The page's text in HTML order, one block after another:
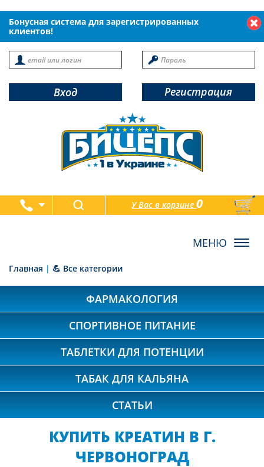
Бонусная система для зарегистрированных
клиентов!
Вход Регистрация
У Вас в корзине0
товаров
Главная | 💪 Все категории
ФАРМАКОЛОГИЯ
СПОРТИВНОЕ ПИТАНИЕ
ТАБЛЕТКИ ДЛЯ ПОТЕНЦИИ
ТАБАК ДЛЯ КАЛЬЯНА
СТАТЬИ
КУПИТЬ КРЕАТИН В Г.
ЧЕРВОНОГРАД